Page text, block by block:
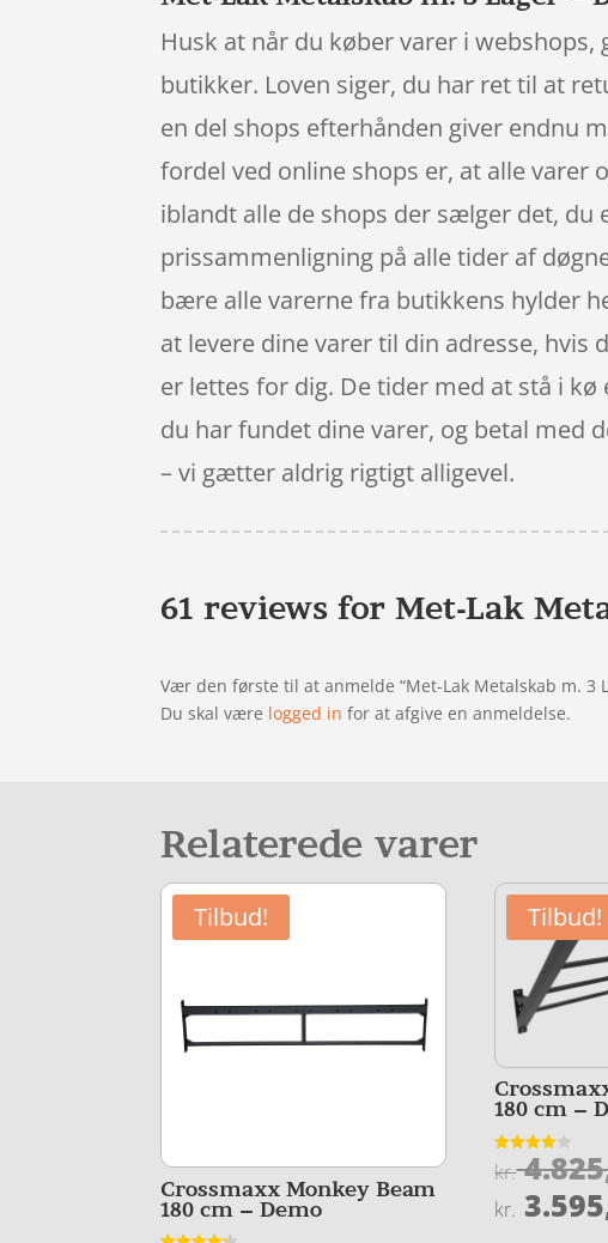
Husk at når du køber varer i
butikker. Loven siger, du har ret til at
en del shops efterhånden giver endnu
fordel ved online shops er, at alle varer
iblandt alle de shops der sælger det, du
prissammenligning på alle tider af
bære alle varerne fra butikkens hylder
at levere dine varer til din adresse,
er lettes for dig. De tider med at stå i
du har fundet dine varer, og betal med
– vi gætter aldrig rigtigt alligevel.
61 reviews forMet-Lak
Vær den første til at anmelde “Met-Lak Metalskab m. 3
Du skal være logged in for at afgive en anmeldelse.
Relaterede varer
Tilbud!
Crossmaxx Monkey Beam
180 cm – Demo
Tilbud!
180 cm –
Vurderet
3.9
kr.
kr.